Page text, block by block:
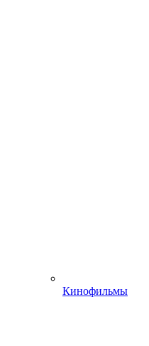
Кинофильмы